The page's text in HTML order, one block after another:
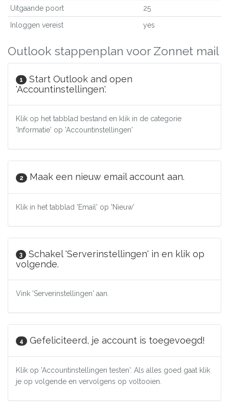
Uitgaande poort 25
Inloggen vereist yes
Outlook stappenplan voor Zonnet mail
1
Start Outlook and open
'Accountinstellingen'.
Klik op het tabblad bestand en klik in de categorie
'Informatie' op 'Accountinstellingen'
2 Maak een nieuw email account aan.
Klik in het tabblad 'Email' op 'Nieuw'
3
Schakel 'Serverinstellingen' in en klik op
volgende.
Vink 'Serverinstellingen' aan.
4 Gefeliciteerd, je account is toegevoegd!
Klik op 'Accountinstellingen testen'. Als alles goed gaat klik
je op volgende en vervolgens op voltooien.